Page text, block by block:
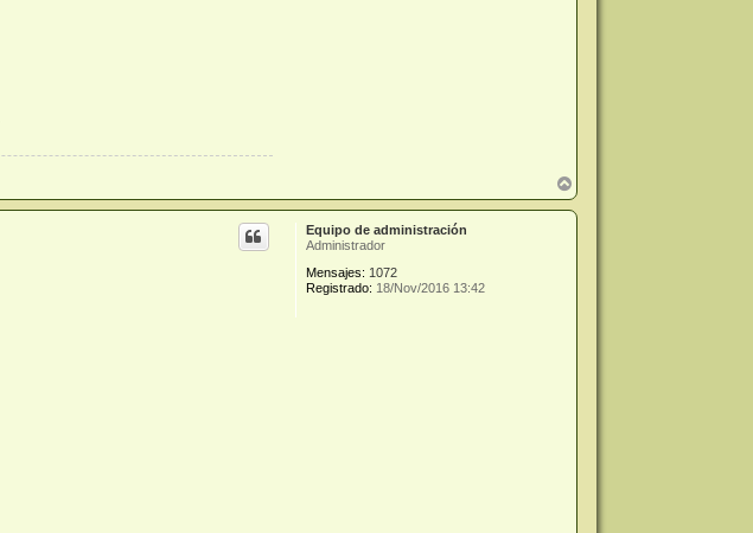
r
r
Equipo de administración
Administrador
Mensajes: 1072
Registrado: 18/Nov/2016 13:42